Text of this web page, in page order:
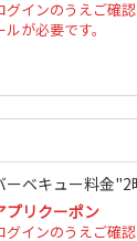
グインのうえご確
ルが必要です。
ーベキュー料金
プリクーポン
グインのうえご確